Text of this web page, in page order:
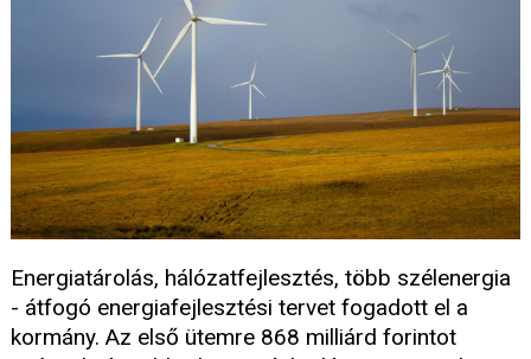
Energiatárolás, hálózatfejlesztés, több szélenergia
- átfogó energiafejlesztési tervet fogadott el a
kormány. Az első ütemre 868 milliárd forintot